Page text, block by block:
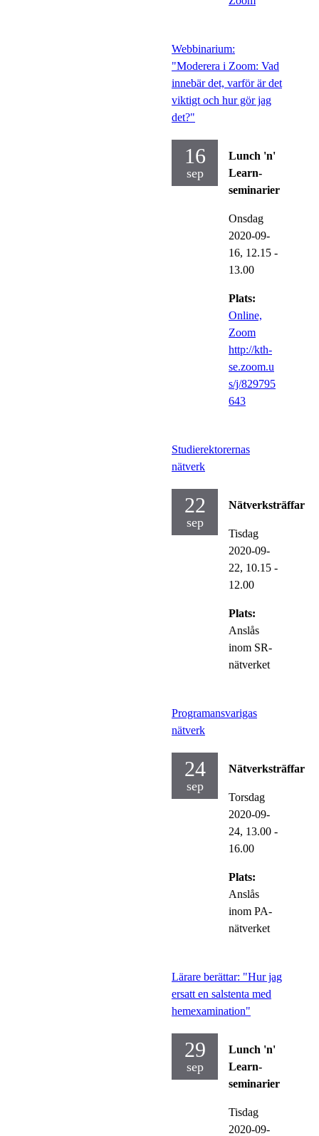
Webbinarium:
"Moderera i Zoom: Vad
innebär det, varför är det
viktigt och hur gör jag
det?"
16
sep
Lunch 'n'
Learn-
seminarier
Onsdag
2020-09-
16, 12.15 -
13.00
Plats:
Online,
Zoom
http://kth-
se.zoom.u
s/j/829795
643
Studierektorernas
nätverk
22
sep
Nätverksträffar
Tisdag
2020-09-
22, 10.15 -
12.00
Plats:
Anslås
inom SR-
nätverket
Programansvarigas
nätverk
24
sep
Nätverksträffar
Torsdag
2020-09-
24, 13.00 -
16.00
Plats:
Anslås
inom PA-
nätverket
Lärare berättar: "Hur jag
ersatt en salstenta med
hemexamination"
29
sep
Lunch 'n'
Learn-
seminarier
Tisdag
2020-09-